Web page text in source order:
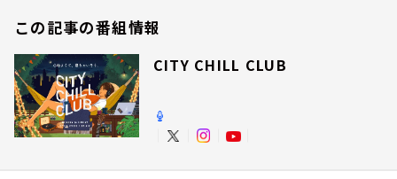
この記事の番組情報
CITY CHILL CLUB